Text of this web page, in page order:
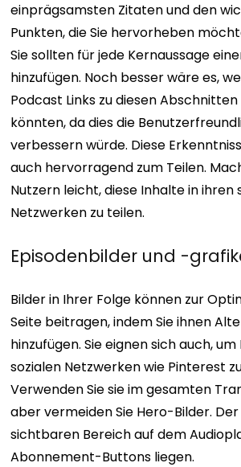
einprägsamsten Zitaten und den
Punkten, die Sie hervorheben
Sie sollten für jede Kernaussage
hinzufügen. Noch besser wäre es,
Podcast Links zu diesen
könnten, da dies die
verbessern würde. Diese
auch hervorragend zum Teilen.
Nutzern leicht, diese Inhalte in ihren
Netzwerken zu teilen.
Episodenbilder und -
Bilder in Ihrer Folge können zur
Seite beitragen, indem Sie ihnen
hinzufügen. Sie eignen sich auch,
sozialen Netzwerken wie Pinterest
Verwenden Sie sie im gesamten
aber vermeiden Sie Hero-Bilder.
sichtbaren Bereich auf dem
Abonnement-Buttons liegen.